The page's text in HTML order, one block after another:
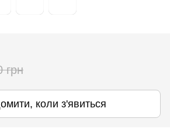
грн
коли з'явиться